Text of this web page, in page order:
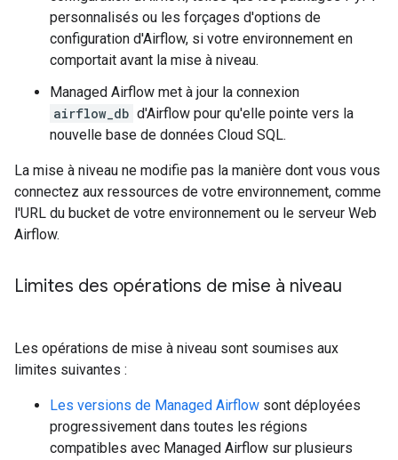
personnalisés ou les forçages d'options de
configuration d'Airflow, si votre environnement en
comportait avant la mise à niveau.
Managed Airflow met à jour la connexion
airflow_db d'Airflow pour qu'elle pointe vers la
nouvelle base de données Cloud SQL.
La mise à niveau ne modifie pas la manière dont vous vous
connectez aux ressources de votre environnement, comme
l'URL du bucket de votre environnement ou le serveur Web
Airflow.
Limites des opérations de mise à niveau
Les opérations de mise à niveau sont soumises aux
limites suivantes :
Les versions de Managed Airflow sont déployées
progressivement dans toutes les régions
compatibles avec Managed Airflow sur plusieurs